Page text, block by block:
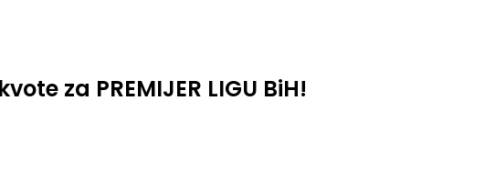
za PREMIJER LIGU BiH!